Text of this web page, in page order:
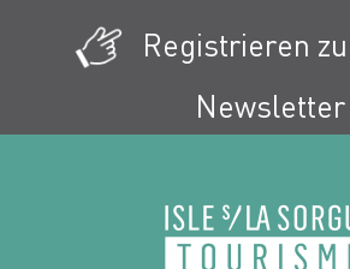
Registrieren
Newsletter